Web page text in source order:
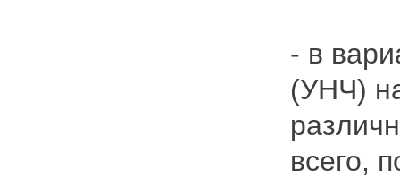
- в
(УНЧ)
всего,